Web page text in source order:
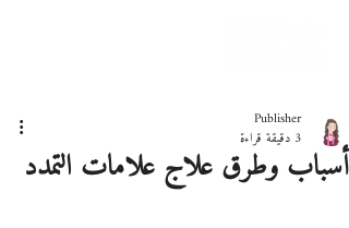
أسباب وطرق علاج علامات التمدد
Publisher
3 دقيقة قراءة